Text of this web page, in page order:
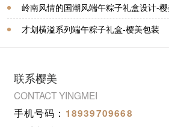
岭南风情的国潮风端午粽子礼盒设计-
才划横溢系列端午粽子礼盒-樱美包装
联系樱美
CONTACT YINGMEI
手机号码： 18939709668